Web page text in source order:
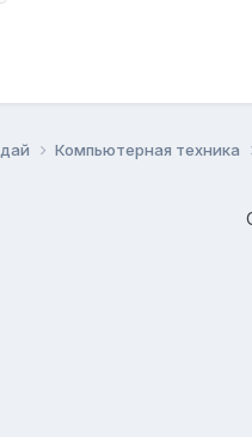
Компьютерная техника